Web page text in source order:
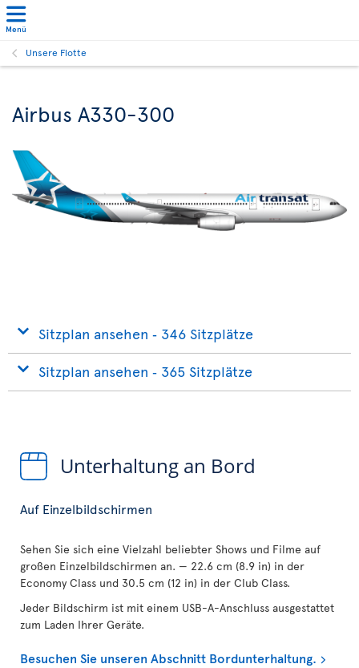
Menü
Unsere Flotte
Airbus A330-300
Sitzplan ansehen ‐ 346 Sitzplätze
Sitzplan ansehen ‐ 365 Sitzplätze
Unterhaltung an Bord
Auf Einzelbildschirmen
Sehen Sie sich eine Vielzahl beliebter Shows und Filme auf
großen Einzelbildschirmen an. — 22.6 cm (8.9 in) in der
Economy Class und 30.5 cm (12 in) in der Club Class.
Jeder Bildschirm ist mit einem USB-A-Anschluss ausgestattet
zum Laden Ihrer Geräte.
Besuchen Sie unseren Abschnitt Bordunterhaltung.